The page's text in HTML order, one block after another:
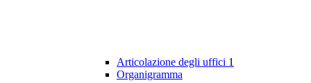
Articolazione degli uffici 1
Organigramma